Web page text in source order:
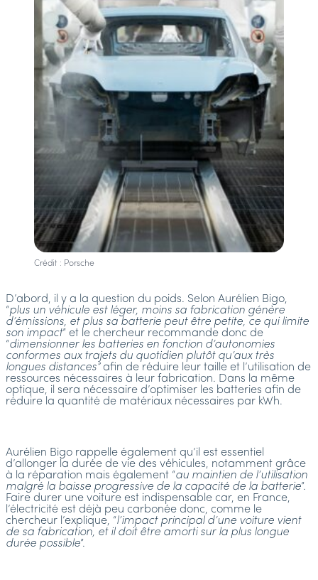
Crédit : Porsche
D’abord, il y a la question du poids. Selon Aurélien Bigo,
“plus un véhicule est léger, moins sa fabrication génère
d’émissions, et plus sa batterie peut être petite, ce qui limite
son impact” et le chercheur recommande donc de
“dimensionner les batteries en fonction d’autonomies
conformes aux trajets du quotidien plutôt qu’aux très
longues distances”afin de réduire leur taille et l’utilisation de
ressources nécessaires à leur fabrication. Dans la même
optique, il sera nécessaire d’optimiser les batteries afin de
réduire la quantité de matériaux nécessaires par kWh.
Aurélien Bigo rappelle également qu’il est essentiel
d’allonger la durée de vie des véhicules, notamment grâce
à la réparation mais également “au maintien de l’utilisation
malgré la baisse progressive de la capacité de la batterie”.
Faire durer une voiture est indispensable car, en France,
l’électricité est déjà peu carbonée donc, comme le
chercheur l’explique, “l’impact principal d’une voiture vient
de sa fabrication, et il doit être amorti sur la plus longue
durée possible”.